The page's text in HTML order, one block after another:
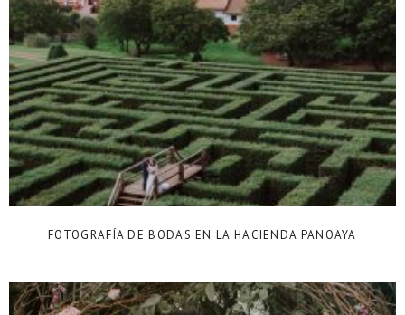
FOTOGRAFÍA DE BODAS EN LA HACIENDA PANOAYA